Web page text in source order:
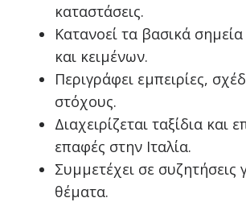
καταστάσεις.
Κατανοεί τα βασικά
και κειμένων.
Περιγράφει εμπειρίες,
στόχους.
Διαχειρίζεται ταξίδια και
επαφές στην Ιταλία.
Συμμετέχει σε συζητήσεις
θέματα.